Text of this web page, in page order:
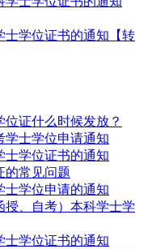
士学位证书的通知【转
位证什么时候发放？
学士学位申请通知
士学位证书的通知
的常见问题
士学位申请的通知
授、自考）本科学士学
士学位证书的通知